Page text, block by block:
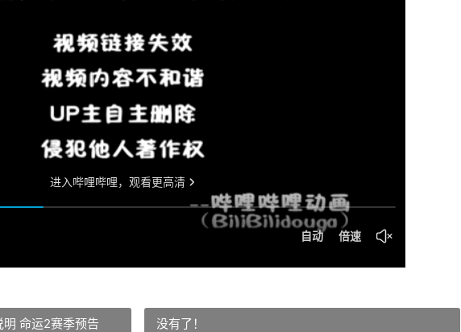
明 命运2赛季预告 没有了！